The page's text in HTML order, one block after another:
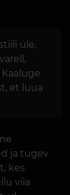
üle,
et luua
ja tugev
kes
viia